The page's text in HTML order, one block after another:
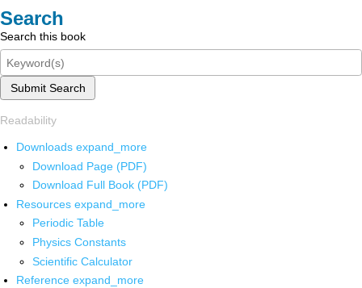
Search
Search this book
Submit Search
Readability
Downloads expand_more
Download Page (PDF)
Download Full Book (PDF)
Resources expand_more
Periodic Table
Physics Constants
Scientific Calculator
Reference expand_more